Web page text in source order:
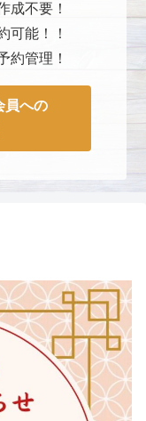
不要！
能！！
管理！
員への